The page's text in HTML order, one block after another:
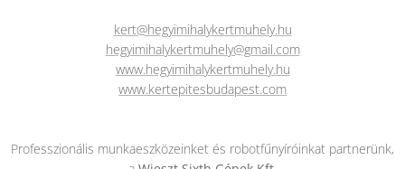
kert@hegyimihalykertmuhely.hu
hegyimihalykertmuhely@gmail.com
www.hegyimihalykertmuhely.hu
www.kertepitesbudapest.com
Professzionális munkaeszközeinket és robotfűnyíróinkat partnerünk,